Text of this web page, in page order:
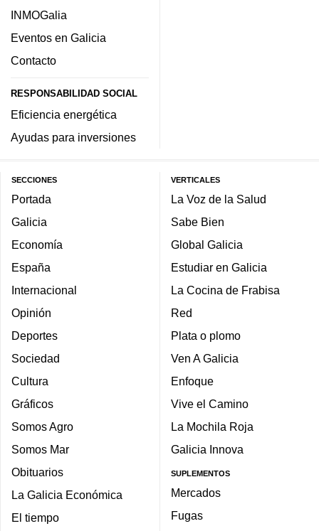
INMOGalia
Eventos en Galicia
Contacto
RESPONSABILIDAD SOCIAL
Eficiencia energética
Ayudas para inversiones
SECCIONES
Portada
Galicia
Economía
España
Internacional
Opinión
Deportes
Sociedad
Cultura
Gráficos
Somos Agro
Somos Mar
Obituarios
La Galicia Económica
El tiempo
VERTICALES
La Voz de la Salud
Sabe Bien
Global Galicia
Estudiar en Galicia
La Cocina de Frabisa
Red
Plata o plomo
Ven A Galicia
Enfoque
Vive el Camino
La Mochila Roja
Galicia Innova
SUPLEMENTOS
Mercados
Fugas